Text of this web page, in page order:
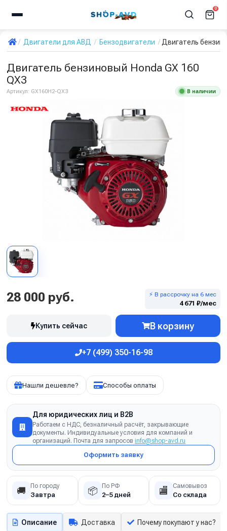
0
Двигатели для АВД Бензодвигатели Двигатель
Двигатель бензиновый Honda GX 160
QX3
Артикул: GX160H2-QX3 В наличии
28 000 руб. ⚡ В рассрочку на 6 мес
4 671 ₽/мес
Купить сейчас В корзину
+7 (499) 350-16-98
Нашли дешевле? Способы оплаты
Для юридических лиц и B2B
Работаем с НДС, безналичный расчёт, закрывающие
документы. Индивидуальные условия для компаний и
организаций. Почта для запросов info@shop-avd.ru
Оформить заявку
🚚 По городу
Завтра 📦 По РФ
2–5 дней 🏬 Самовывоз
Со склада
Описание Доставка Почему покупают у нас?